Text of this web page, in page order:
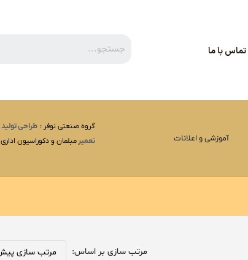
تماس با ما
آموزشی و اعلانات
گروه صنعتی نوفر : طراحیتولید
تعمیرمبلمان و دکوراسیون اداری
مرتب سازی بر اساس: